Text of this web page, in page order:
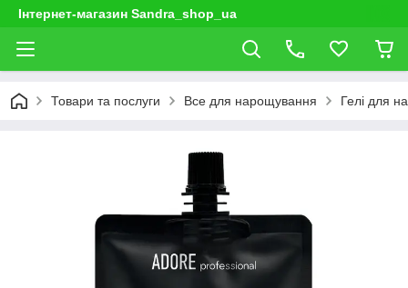
Інтернет-магазин Sandra_shop_ua
Товари та послуги Все для нарощування Гелі для